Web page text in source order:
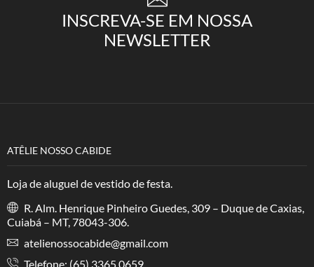
INSCREVA-SE EM NOSSA
NEWSLETTER
ATÊLIE NOSSO CABIDE
Loja de aluguel de vestido de festa.
R. Alm. Henrique Pinheiro Guedes, 309 – Duque de Caxias,
Cuiabá – MT, 78043-306.
atelienossocabide@gmail.com
Telefone: (65) 3365 0659